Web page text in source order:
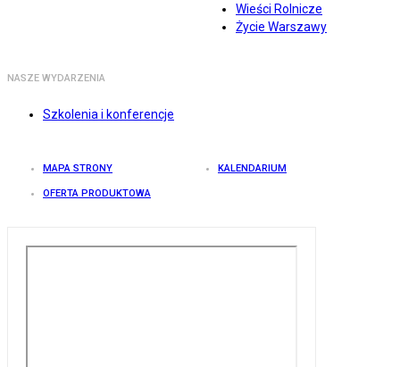
Wieści Rolnicze
Życie Warszawy
NASZE WYDARZENIA
Szkolenia i konferencje
MAPA STRONY KALENDARIUM
OFERTA PRODUKTOWA